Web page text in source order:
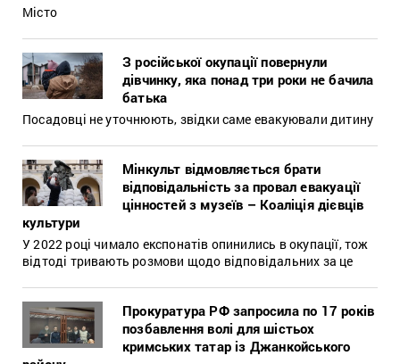
Місто
З російської окупації повернули
дівчинку, яка понад три роки не бачила
батька
Посадовці не уточнюють, звідки саме евакуювали дитину
Мінкульт відмовляється брати
відповідальність за провал евакуації
цінностей з музеїв – Коаліція дієвців
культури
У 2022 році чимало експонатів опинились в окупації, тож
відтоді тривають розмови щодо відповідальних за це
Прокуратура РФ запросила по 17 років
позбавлення волі для шістьох
кримських татар із Джанкойського